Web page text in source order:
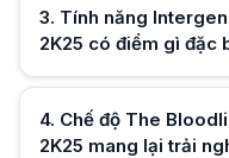
Hữu ích (0)
3. Tính năng
2K25 có điểm gì đặc
4. Chế độ The
2K25 mang lại trải